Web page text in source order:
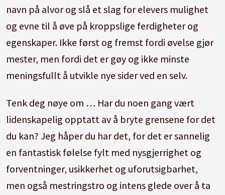
navn på alvor og slå et slag for elevers mulighet
og evne til å øve på kroppslige ferdigheter og
egenskaper. Ikke først og fremst fordi øvelse gjør
mester, men fordi det er gøy og ikke minste
meningsfullt å utvikle nye sider ved en selv.
Tenk deg nøye om … Har du noen gang vært
lidenskapelig opptatt av å bryte grensene for det
du kan? Jeg håper du har det, for det er sannelig
en fantastisk følelse fylt med nysgjerrighet og
forventninger, usikkerhet og uforutsigbarhet,
men også mestringstro og intens glede over å ta